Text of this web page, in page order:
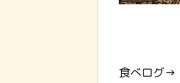
食べログ→